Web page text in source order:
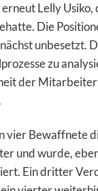
Lelly Usiko,
Die
unbesetzt.
zu
der
Bewaffnete
und wurde,
Ein dritter